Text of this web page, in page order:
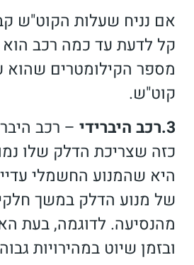
אם נניח שעלות הקוט"ש
קל לדעת עד כמה רכב הוא
מספר הקילומטרים שהוא
קוט"ש.
3.רכב היברידי
– רכב
כזה שצריכת הדלק שלו
היא שהמנוע החשמלי
של מנוע הדלק במשך
מהנסיעה. לדוגמה, בעת
ובזמן שיוט במהירויות